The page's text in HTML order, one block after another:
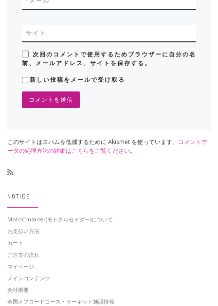
サイト
次回のコメントで使用するためブラウザーに自分の名
前、メールアドレス、サイトを保存する。
新しい投稿をメールで受け取る
このサイトはスパムを低減するために Akismet を使っています。 コメントデ
ータの処理方法の詳細はこちらをご覧ください。
NOTICE
MotoCrusader(モトクルセイダー)について
お支払い方法
カート
ご注文の流れ
マイページ
メインコンテンツ
会社概要
全国オフロードコース・サーキット施設情報